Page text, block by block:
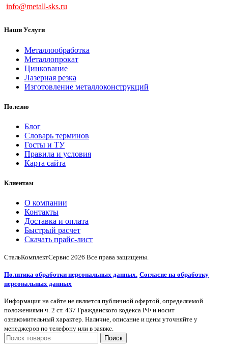
info@metall-sks.ru
Наши Услуги
Металлообработка
Металлопрокат
Цинкование
Лазерная резка
Изготовление металлоконструкций
Полезно
Блог
Словарь терминов
Госты и ТУ
Правила и условия
Карта сайта
Клиентам
О компании
Контакты
Доставка и оплата
Быстрый расчет
Скачать прайс-лист
СтальКомплектСервис 2026 Все права защищены.
Политика обработки персональных данных. Согласие на обработку
персональных данных
Информация на сайте не является публичной офертой, определяемой
положениями ч. 2 ст. 437 Гражданского кодекса РФ и носит
ознакомительный характер. Наличие, описание и цены уточняйте у
менеджеров по телефону или в заявке.
Поиск